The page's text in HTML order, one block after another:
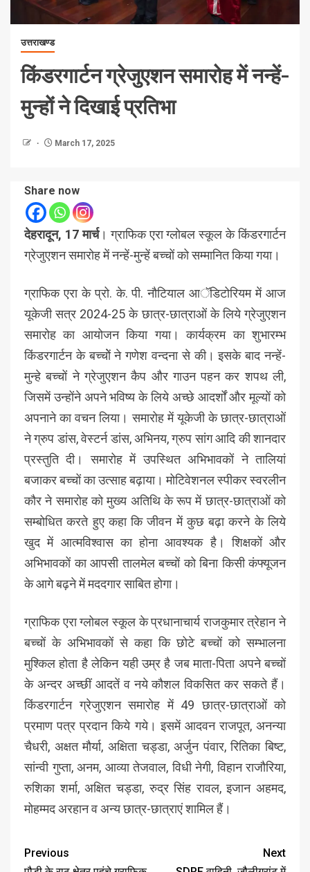
उत्तराखण्ड
किंडरगार्टन ग्रेजुएशन समारोह में नन्हें-
मुन्हों ने दिखाई प्रतिभा
March 17, 2025
Share now
देहरादून, 17 मार्च। ग्राफिक एरा ग्लोबल स्कूल के किंडरगार्टन
ग्रेजुएशन समारोह में नन्हें-मुन्हें बच्चों को सम्मानित किया गया।
ग्राफिक एरा के प्रो. के. पी. नौटियाल आॅडिटोरियम में आज
यूकेजी सत्र 2024-25 के छात्र-छात्राओं के लिये ग्रेजुएशन
समारोह का आयोजन किया गया। कार्यक्रम का शुभारम्भ
किंडरगार्टन के बच्चोें ने गणेश वन्दना से की। इसके बाद नन्हें-
मुन्हे बच्चों ने ग्रेजुएशन कैप और गाउन पहन कर शपथ ली,
जिसमें उन्होंने अपने भविष्य के लिये अच्छे आदर्शों और मूल्यों को
अपनाने का वचन लिया। समारोह में यूकेजी के छात्र-छात्राओं
ने ग्रुप डांस, वेस्टर्न डांस, अभिनय, ग्रुप सांग आदि की शानदार
प्रस्तुति दी। समारोह में उपस्थित अभिभावकों ने तालियां
बजाकर बच्चों का उत्साह बढ़ाया। मोटिवेशनल स्पीकर स्वरलीन
कौर ने समारोह को मुख्य अतिथि के रूप में छात्र-छात्राओं को
सम्बोधित करते हुए कहा कि जीवन में कुछ बढ़ा करने के लिये
खुद में आत्मविश्वास का होना आवश्यक है। शिक्षकों और
अभिभावकों का आपसी तालमेल बच्चों को बिना किसी कंफ्यूजन
के आगे बढ़ने में मददगार साबित होगा।
ग्राफिक एरा ग्लोबल स्कूल के प्रधानाचार्य राजकुमार त्रेहान ने
बच्चों के अभिभावकों से कहा कि छोटे बच्चों को सम्भालना
मुश्किल होता है लेकिन यही उम्र है जब माता-पिता अपने बच्चों
के अन्दर अच्छीं आदतें व नये कौशल विकसित कर सकते हैं।
किंडरगार्टन ग्रेजुएशन समारोह में 49 छात्र-छात्राओं को
प्रमाण पत्र प्रदान किये गये। इसमें आदवन राजपूत, अनन्या
चैधरी, अक्षत मौर्या, अक्षिता चड्डा, अर्जुन पंवार, रितिका बिष्ट,
सांन्वी गुप्ता, अनम, आव्या तेजवाल, विधी नेगी, विहान राजौरिया,
रुशिका शर्मा, अक्षित चड्डा, रुद्र सिंह रावल, इजान अहमद,
मोहम्मद अरहान व अन्य छात्र-छात्राएं शामिल हैं।
Previous
Next